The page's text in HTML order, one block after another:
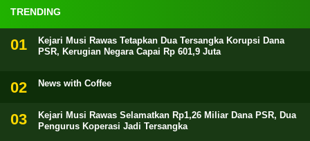
TRENDING
Kejari Musi Rawas Tetapkan Dua Tersangka Korupsi Dana
PSR, Kerugian Negara Capai Rp 601,9 Juta
News with Coffee
Kejari Musi Rawas Selamatkan Rp1,26 Miliar Dana PSR, Dua
Pengurus Koperasi Jadi Tersangka